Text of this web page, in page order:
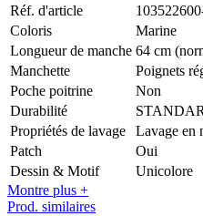
Réf. d'article
Coloris
Marine
Longueur de manche 64 cm
Manchette
Poignets
Poche poitrine
Non
Durabilité
Propriétés de lavage
Lavage en
Patch
Oui
Dessin & Motif
Unicolore
Montre plus +
Prod. similaires